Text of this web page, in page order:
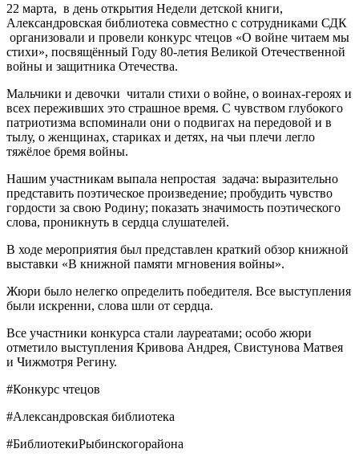
22 марта, в день открытия Недели детской книги,
Александровская библиотека совместно с сотрудниками СДК
организовали и провели конкурс чтецов «О войне читаем мы
стихи», посвящённый Году 80-летия Великой Отечественной
войны и защитника Отечества.
Мальчики и девочки читали стихи о войне, о воинах-героях и
всех переживших это страшное время. С чувством глубокого
патриотизма вспоминали они о подвигах на передовой и в
тылу, о женщинах, стариках и детях, на чьи плечи легло
тяжёлое бремя войны.
Нашим участникам выпала непростая задача: выразительно
представить поэтическое произведение; пробудить чувство
гордости за свою Родину; показать значимость поэтического
слова, проникнуть в сердца слушателей.
В ходе мероприятия был представлен краткий обзор книжной
выставки «В книжной памяти мгновения войны».
Жюри было нелегко определить победителя. Все выступления
были искренни, слова шли от сердца.
Все участники конкурса стали лауреатами; особо жюри
отметило выступления Кривова Андрея, Свистунова Матвея
и Чижмотря Регину.
#Конкурс чтецов
#Александровская библиотека
#БиблиотекиРыбинскогорайона